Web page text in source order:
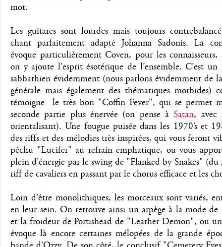
mot.
Les guitares sont lourdes mais toujours
chant parfaitement adapté Johanna Sadonis. La
évoque particulièrement Coven, pour les
on y ajoute l’esprit ésotérique de l’ensemble. C’est un
sabbathien évidemment (nous parlons évidemment de
générale mais également des thématiques morbides)
témoigne le très bon "Coffin Fever", qui se permet
seconde partie plus énervée (on pense àSatan, avec
orientalisant). Une fougue puisée dans les 1970’s et
des riffs et des mélodies très inspirées, qui vous feront
pêchu "Lucifer" au refrain emphatique, ou vous
plein d’énergie par le swing de "Flanked by Snakes"
riff de cavaliers en passant par le chorus efficace et les
Loin d’être monolithiques, les morceaux sont variés,
en leur sein. On retrouve ainsi un arpège à la mode de
et la froideur de Portishead de "Leather Demon", ou
évoque là encore certaines mélopées de la grande